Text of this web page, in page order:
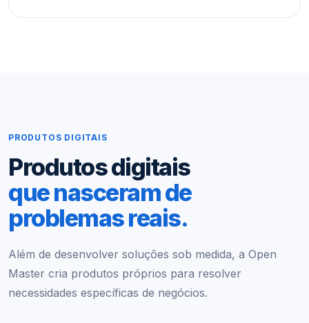
PRODUTOS DIGITAIS
Produtos digitais
que nasceram de
problemas reais.
Além de desenvolver soluções sob medida, a Open
Master cria produtos próprios para resolver
necessidades específicas de negócios.